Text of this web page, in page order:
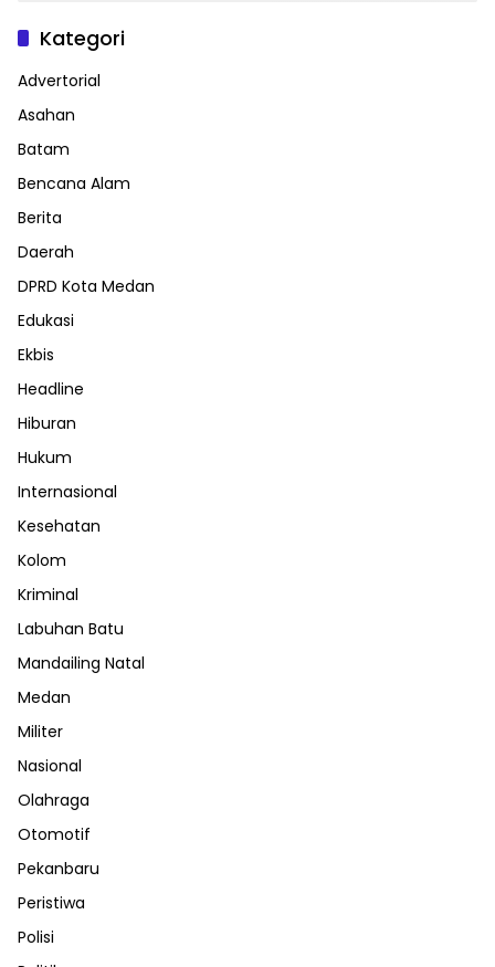
Kategori
Advertorial
Asahan
Batam
Bencana Alam
Berita
Daerah
DPRD Kota Medan
Edukasi
Ekbis
Headline
Hiburan
Hukum
Internasional
Kesehatan
Kolom
Kriminal
Labuhan Batu
Mandailing Natal
Medan
Militer
Nasional
Olahraga
Otomotif
Pekanbaru
Peristiwa
Polisi